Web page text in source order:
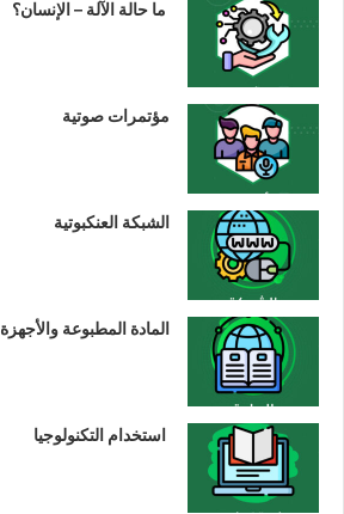
ما حالة الآلة – الإنسان؟
مؤتمرات صوتية
الشبكة العنكبوتية
المادة المطبوعة والأجهزة
استخدام التكنولوجيا